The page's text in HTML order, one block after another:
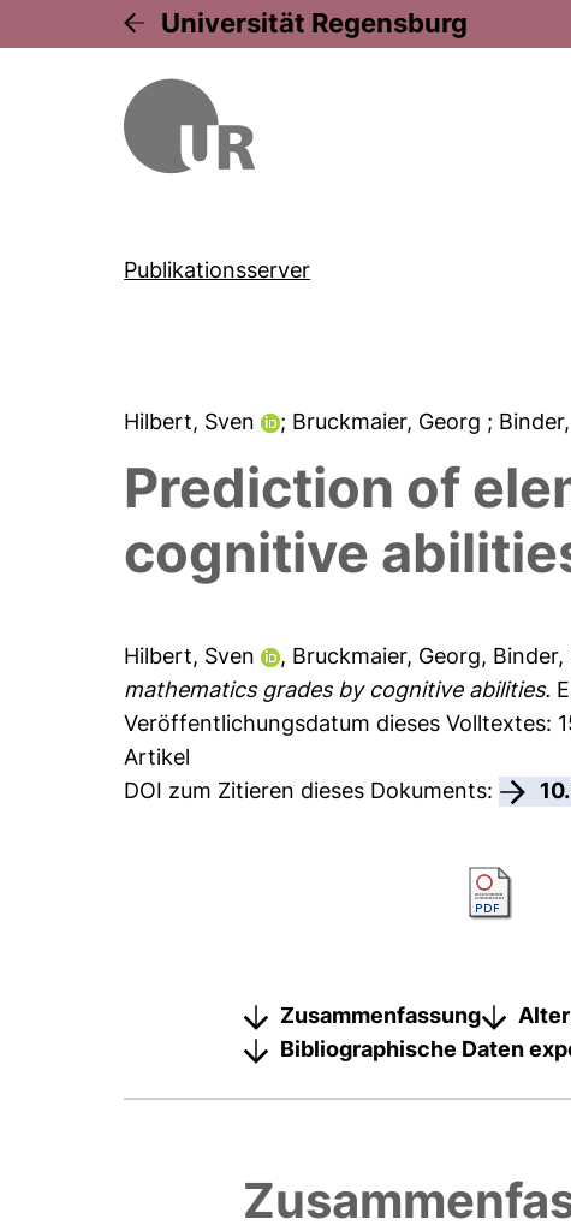
Universität Regensburg
Publikationsserver
Hilbert, Sven
; Bruckmaier, Georg ;
Prediction of
cognitive
Hilbert, Sven , Bruckmaier, Georg, Binder,
mathematics grades by cognitive abilities.
Veröffentlichungsdatum dieses Volltextes:
Artikel
DOI zum Zitieren dieses Dokuments:
Zusammenfassung
Bibliographische Daten